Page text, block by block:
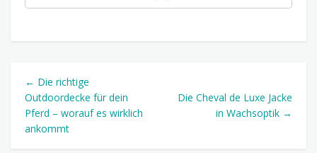
← Die richtige
Outdoordecke für dein
Pferd – worauf es wirklich
ankommt
Die Cheval de Luxe Jacke
in Wachsoptik →